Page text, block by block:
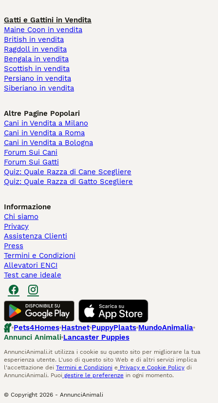
Gatti e Gattini in Vendita
Maine Coon in vendita
British in vendita
Ragdoll in vendita
Bengala in vendita
Scottish in vendita
Persiano in vendita
Siberiano in vendita
Altre Pagine Popolari
Cani in Vendita a Milano
Cani in Vendita a Roma
Cani in Vendita a Bologna
Forum Sui Cani
Forum Sui Gatti
Quiz: Quale Razza di Cane Scegliere
Quiz: Quale Razza di Gatto Scegliere
Informazione
Chi siamo
Privacy
Assistenza Clienti
Press
Termini e Condizioni
Allevatori ENCI
Test cane ideale
Pets4Homes Hastnet PuppyPlaats MundoAnimalia
Annunci Animali Lancaster Puppies
AnnunciAnimali.it utilizza i cookie su questo sito per migliorare la tua
esperienza utente. L'uso di questo sito Web e di altri servizi implica
l'accettazione dei Termini e Condizioni e Privacy e Cookie Policy di
AnnunciAnimali. Puoi gestire le preferenze in ogni momento.
© Copyright 2026 - AnnunciAnimali